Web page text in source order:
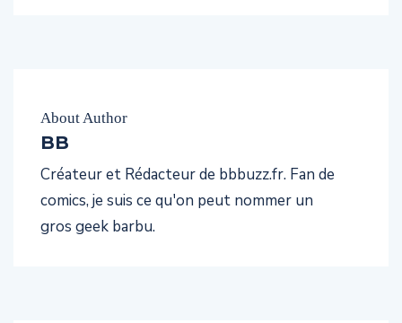
About Author
BB
Créateur et Rédacteur de bbbuzz.fr. Fan de
comics, je suis ce qu'on peut nommer un
gros geek barbu.